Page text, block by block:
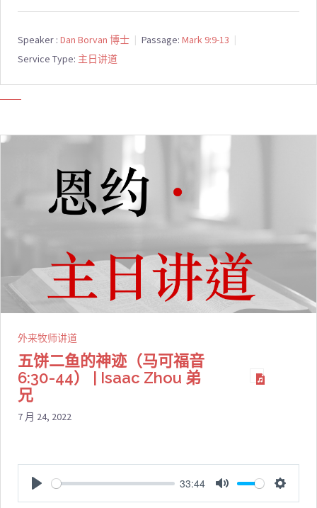
Speaker : Dan Borvan 博士 Passage: Mark 9:9-13
Service Type: 主日讲道
外来牧师讲道
五饼二鱼的神迹（马可福音
6:30-44） | Isaac Zhou 弟
兄
7 月 24, 2022
PLAY
33:44
MUTE